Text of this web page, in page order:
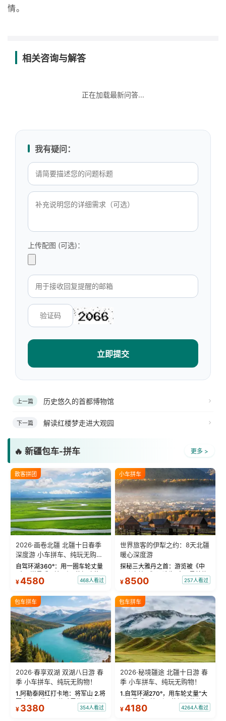
情。
相关咨询与解答
正在加载最新问答...
我有疑问：
上传配图 (可选)：
立即提交
上一篇 历史悠久的首都博物馆
下一篇 解读红楼梦走进大观园
🔥 新疆包车-拼车 更多 >
散客拼团
2026·画卷北疆 北疆十日春季
深度游 小车拼车、纯玩无购
物！
自驾环湖360°：用一圈车轮丈量
“大西洋最后一滴眼泪”的极致蔚
蓝。 赛湖旅拍：甄选多款风格服
绝美瞬间。 赛湖坦克300跟车视
频：专业摄影师...
¥4580 468人看过
小车拼车
世界旅客的伊犁之约：8天北疆
暖心深度游
探秘三大雅丹之首：游览被《中
国国家地理》评选为“中国最美的
三大雅丹”第一名的克拉玛依魔鬼
瓦人最大村落——禾木村，欣赏
晨雾与小木...
¥ 8500 257人看过
包车拼车
2026·春享双湖 双湖八日游 春
季 小车拼车、纯玩无购物！
1.阿勒泰网红打卡地：将军山 2.将
军山落日缆车，体验雪都风光 3.
将军山，夕阳派对，蹦迪party 4.
¥ 3380 354人看过
包车拼车
2026·秘境疆途 北疆十日游 春
季 小车拼车、纯玩无购物！
1.自驾环湖270°，用车轮丈量“大
西洋最后一滴眼泪”的极致蔚蓝，
让雪山、花海与深邃湖水在转弯
¥4180 4264人看过